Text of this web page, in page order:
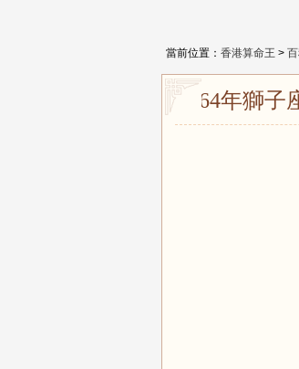
當前位置： 香港算命王 >
1964年獅